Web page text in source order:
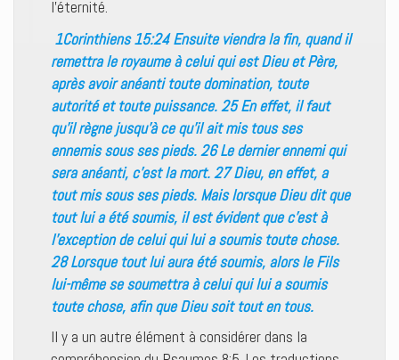
l’éternité.
1Corinthiens 15:24 Ensuite viendra la fin, quand il
remettra le royaume à celui qui est Dieu et Père,
après avoir anéanti toute domination, toute
autorité et toute puissance. 25 En effet, il faut
qu’il règne jusqu’à ce qu’il ait mis tous ses
ennemis sous ses pieds. 26 Le dernier ennemi qui
sera anéanti, c’est la mort. 27 Dieu, en effet, a
tout mis sous ses pieds. Mais lorsque Dieu dit que
tout lui a été soumis, il est évident que c’est à
l’exception de celui qui lui a soumis toute chose.
28 Lorsque tout lui aura été soumis, alors le Fils
lui-même se soumettra à celui qui lui a soumis
toute chose, afin que Dieu soit tout en tous.
Il y a un autre élément à considérer dans la